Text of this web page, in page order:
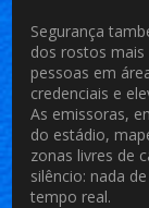
Segurança
dos rostos
pessoas em
credenciais e
As emissoras,
do estádio,
zonas livres de
silêncio: nada
tempo real.